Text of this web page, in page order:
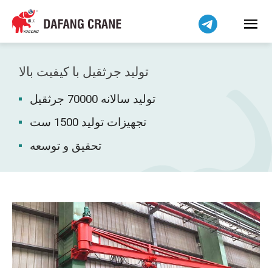
تولید جرثقیل با کیفیت بالا
تولید سالانه 70000 جرثقیل
تجهیزات تولید 1500 ست
تحقیق و توسعه
हिन्दी
Bahasa Indonesia
Bahasa Melayu
Tiếng Việt
简体中文
বাংলা
Pilipino
اردو
Беларуская мова
Kiswahili
Dansk
Norsk